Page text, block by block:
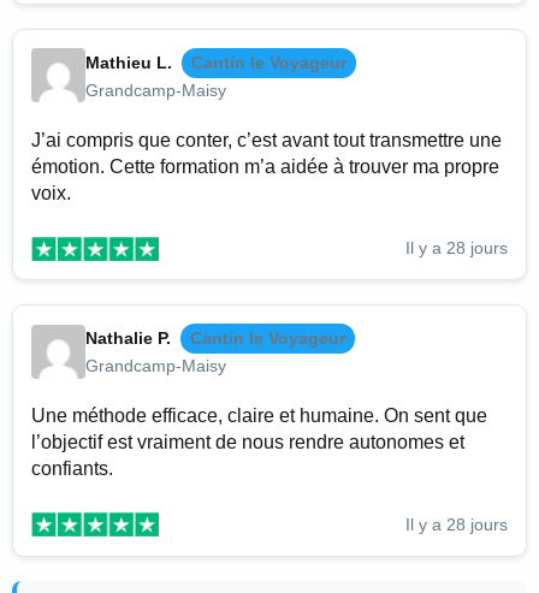
Mathieu L.
Cantin le Voyageur
Grandcamp-Maisy
J’ai compris que conter, c’est avant tout transmettre une
émotion. Cette formation m’a aidée à trouver ma propre
voix.
Il y a 28 jours
Nathalie P.
Cantin le Voyageur
Grandcamp-Maisy
Une méthode efficace, claire et humaine. On sent que
l’objectif est vraiment de nous rendre autonomes et
confiants.
Il y a 28 jours